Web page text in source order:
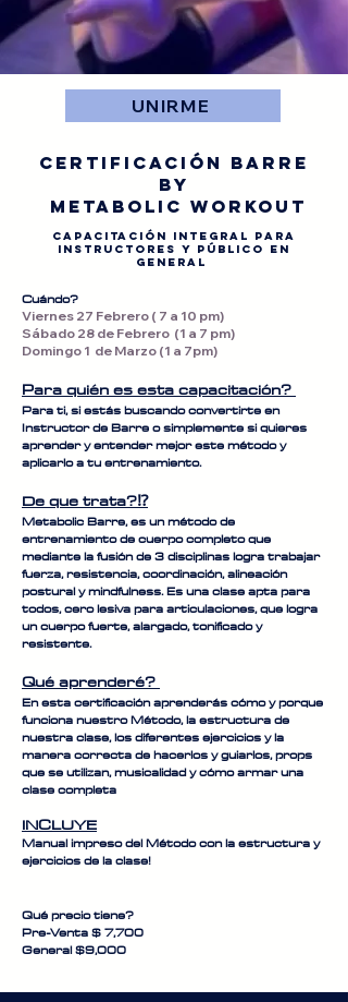
UNIRME
CERTIFICACIÓN BARRE
by
METABOLIC WORKOUT
CAPACITACIÓN INTEGRAL PARA
INSTRUCTORES y público en
general
Cuándo?
Viernes 27 Febrero ( 7 a 10 pm)
Sábado 28 de Febrero (1 a 7 pm)
Domingo 1 de Marzo (1 a 7pm)
Para quién es esta capacitación?
Para ti, si estás buscando convertirte en
Instructor de Barre o simplemente si quieres
aprender y entender mejor este método y
aplicarlo a tu entrenamiento.
De que trata?⁉️
Metabolic Barre, es un método de
entrenamiento de cuerpo completo que
mediante la fusión de 3 disciplinas logra trabajar
fuerza, resistencia, coordinación, alineación
postural y mindfulness. Es una clase apta para
todos, cero lesiva para articulaciones, que logra
un cuerpo fuerte, alargado, tonificado y
resistente.
Qué aprenderé?
En esta certificación aprenderás cómo y porque
funciona nuestro Método, la estructura de
nuestra clase, los diferentes ejercicios y la
manera correcta de hacerlos y guiarlos, props
que se utilizan, musicalidad y cómo armar una
clase completa
INCLUYE
Manual impreso del Método con la estructura y
ejercicios de la clase!
Qué precio tiene?
Pre-Venta $ 7,700
General $9,000